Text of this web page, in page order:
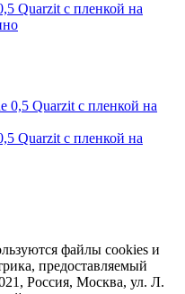
Quarzit с пленкой на
Quarzit с пленкой на
файлы cookies и
предоставляемый
Россия, Москва, ул. Л.